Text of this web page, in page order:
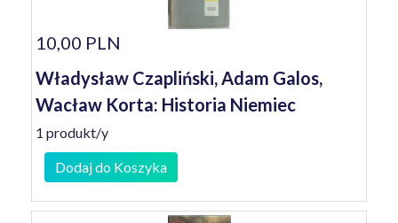
10,00 PLN
Władysław Czapliński, Adam Galos,
Wacław Korta: Historia Niemiec
1 produkt/y
Dodaj do Koszyka